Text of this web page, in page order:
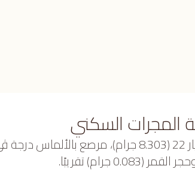
المجرات السكني
ذهب أصفر عيار 22 (8.303 جرام)، مرصع